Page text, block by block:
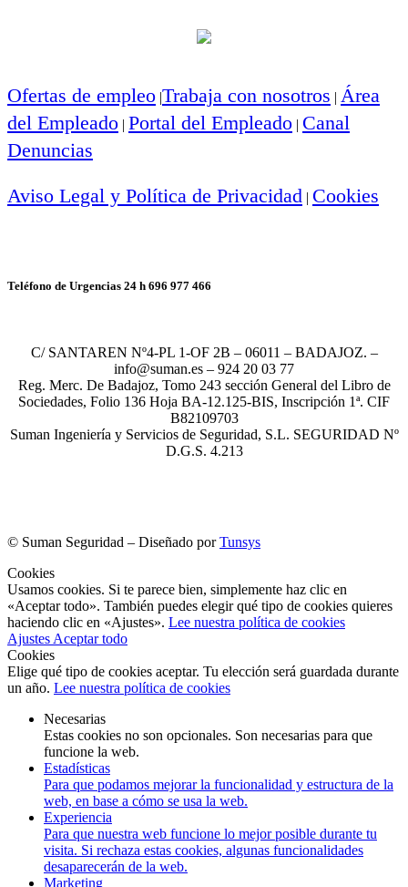
Ofertas de empleo |Trabaja con nosotros | Área
del Empleado | Portal del Empleado | Canal
Denuncias
Aviso Legal y Política de Privacidad | Cookies
Teléfono de Urgencias 24 h 696 977 466
C/ SANTAREN Nº4-PL 1-OF 2B – 06011 – BADAJOZ. –
info@suman.es – 924 20 03 77
Reg. Merc. De Badajoz, Tomo 243 sección General del Libro de
Sociedades, Folio 136 Hoja BA-12.125-BIS, Inscripción 1ª. CIF
B82109703
Suman Ingeniería y Servicios de Seguridad, S.L. SEGURIDAD Nº
D.G.S. 4.213
© Suman Seguridad – Diseñado porTunsys
Cookies
Usamos cookies. Si te parece bien, simplemente haz clic en
«Aceptar todo». También puedes elegir qué tipo de cookies quieres
haciendo clic en «Ajustes». Lee nuestra política de cookies
Ajustes Aceptar todo
Cookies
Elige qué tipo de cookies aceptar. Tu elección será guardada durante
un año. Lee nuestra política de cookies
Necesarias
Estas cookies no son opcionales. Son necesarias para que
funcione la web.
Estadísticas
Para que podamos mejorar la funcionalidad y estructura de la
web, en base a cómo se usa la web.
Experiencia
Para que nuestra web funcione lo mejor posible durante tu
visita. Si rechaza estas cookies, algunas funcionalidades
desaparecerán de la web.
Marketing